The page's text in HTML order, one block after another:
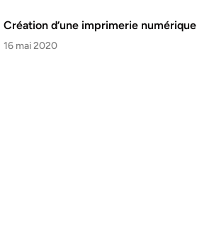
Création d’une imprimerie numérique
16 mai 2020